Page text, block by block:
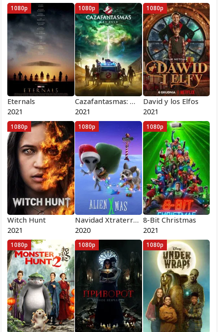
Eternals
2021
1080p
Cazafantasmas: Más allá
2021
1080p
David y los Elfos
2021
1080p
Witch Hunt
2021
1080p
Navidad Xtraterrestre
2020
1080p
8-Bit Christmas
2021
1080p
1080p 1080p 1080p